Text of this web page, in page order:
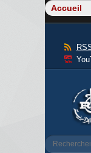
Rechercher